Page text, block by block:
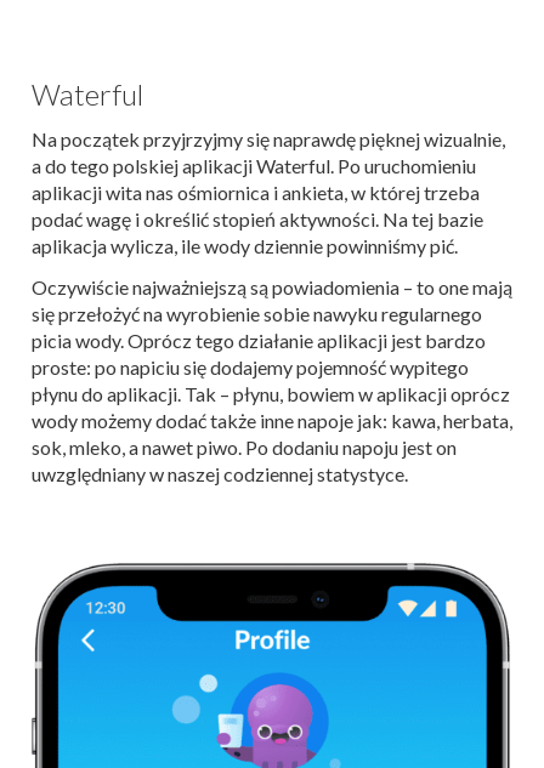
Waterful
Na początek przyjrzyjmy się naprawdę pięknej wizualnie,
a do tego polskiej aplikacji Waterful. Po uruchomieniu
aplikacji wita nas ośmiornica i ankieta, w której trzeba
podać wagę i określić stopień aktywności. Na tej bazie
aplikacja wylicza, ile wody dziennie powinniśmy pić.
Oczywiście najważniejszą są powiadomienia – to one mają
się przełożyć na wyrobienie sobie nawyku regularnego
picia wody. Oprócz tego działanie aplikacji jest bardzo
proste: po napiciu się dodajemy pojemność wypitego
płynu do aplikacji. Tak – płynu, bowiem w aplikacji oprócz
wody możemy dodać także inne napoje jak: kawa, herbata,
sok, mleko, a nawet piwo. Po dodaniu napoju jest on
uwzględniany w naszej codziennej statystyce.